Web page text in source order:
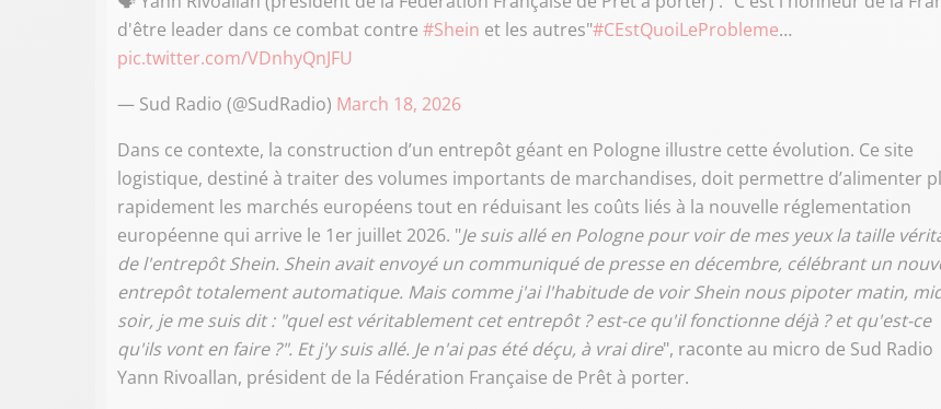
d'être leader dans ce combat contre #Shein et les autres"#CEstQuoiLeProbleme…
pic.twitter.com/VDnhyQnJFU
— Sud Radio (@SudRadio) March 18, 2026
Dans ce contexte, la construction d’un entrepôt géant en Pologne illustre cette évolution. Ce site
logistique, destiné à traiter des volumes importants de marchandises, doit permettre d’alimenter
rapidement les marchés européens tout en réduisant les coûts liés à la nouvelle réglementation
européenne qui arrive le 1er juillet 2026. "Je suis allé en Pologne pour voir de mes yeux la taille
de l'entrepôt Shein. Shein avait envoyé un communiqué de presse en décembre, célébrant un
entrepôt totalement automatique. Mais comme j'ai l'habitude de voir Shein nous pipoter matin,
soir, je me suis dit : "quel est véritablement cet entrepôt ? est-ce qu'il fonctionne déjà ? et qu'est-ce
qu'ils vont en faire ?". Et j'y suis allé. Je n'ai pas été déçu, à vrai dire", raconte au micro de Sud Radio
Yann Rivoallan, président de la Fédération Française de Prêt à porter.